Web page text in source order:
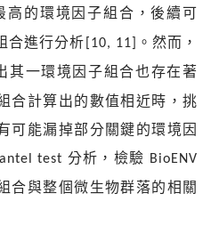
高的環境因子組合，後續可
合進行分析 [10, 11] 。然而，
其一環境因子組合也存在著
合計算出的數值相近時，挑
可能漏掉部分關鍵的環境因
test 分析，檢驗 BioENV
合與整個微生物群落的相關